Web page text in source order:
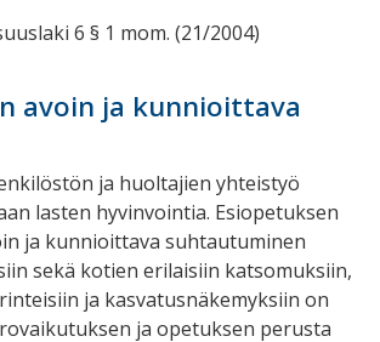
6 § 1 mom. (21/2004)
avoin ja kunnioittava
ja huoltajien yhteistyö
lasten hyvinvointia. Esiopetuksen
ja kunnioittava suhtautuminen
sekä kotien erilaisiin katsomuksiin,
ja kasvatusnäkemyksiin on
ja opetuksen perusta